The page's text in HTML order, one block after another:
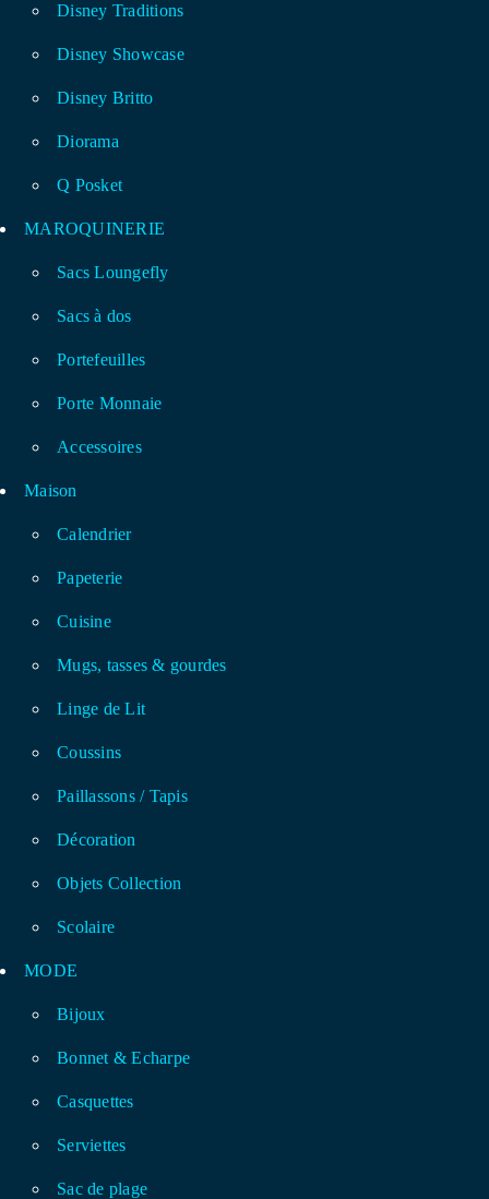
Disney Traditions
Disney Showcase
Disney Britto
Diorama
Q Posket
MAROQUINERIE
Sacs Loungefly
Sacs à dos
Portefeuilles
Porte Monnaie
Accessoires
Maison
Calendrier
Papeterie
Cuisine
Mugs, tasses & gourdes
Linge de Lit
Coussins
Paillassons / Tapis
Décoration
Objets Collection
Scolaire
MODE
Bijoux
Bonnet & Echarpe
Casquettes
Serviettes
Sac de plage